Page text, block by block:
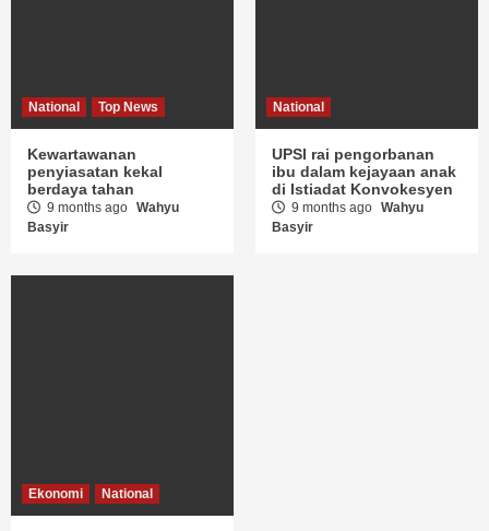
National Top News
Kewartawanan
penyiasatan kekal
berdaya tahan
9 months ago Wahyu
Basyir
National
UPSI rai pengorbanan
ibu dalam kejayaan anak
di Istiadat Konvokesyen
9 months ago Wahyu
Basyir
Ekonomi National